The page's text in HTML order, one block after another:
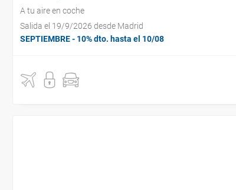
A tu aire en coche
Salida el 19/9/2026 desde Madrid
SEPTIEMBRE - 10% dto. hasta el 10/08